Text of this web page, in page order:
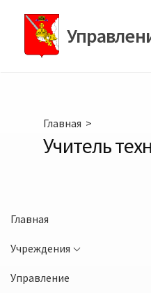
содержимому
Главная >
Учитель
Главная
Учреждения
Управление